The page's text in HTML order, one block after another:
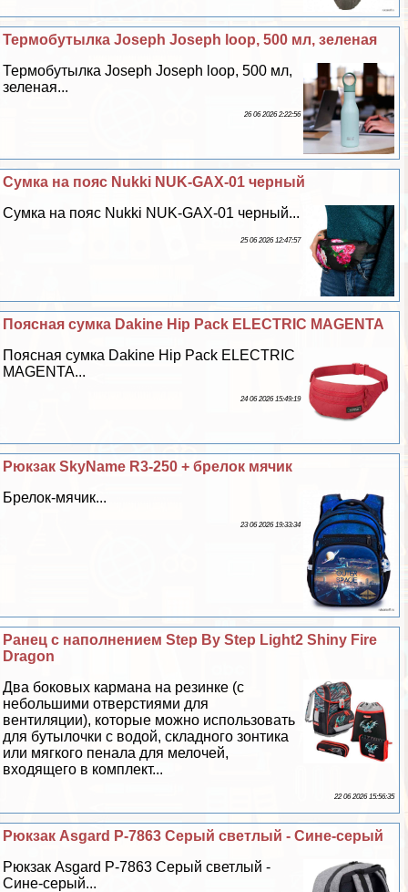
Термобутылка Joseph Joseph loop, 500 мл, зеленая
Термобутылка Joseph Joseph loop, 500 мл,
зеленая...
26 06 2026 2:22:56
Сумка на пояс Nukki NUK-GAX-01 черный
Сумка на пояс Nukki NUK-GAX-01 черный...
25 06 2026 12:47:57
Поясная сумка Dakine Hip Pack ELECTRIC MAGENTA
Поясная сумка Dakine Hip Pack ELECTRIC
MAGENTA...
24 06 2026 15:49:19
Рюкзак SkyName R3-250 + брелок мячик
Брелок-мячик...
23 06 2026 19:33:34
Ранец с наполнением Step By Step Light2 Shiny Fire
Dragon
Два боковых кармана на резинке (с
небольшими отверстиями для
вентиляции), которые можно использовать
для бутылочки с водой, складного зонтика
или мягкого пенала для мелочей,
входящего в комплект...
22 06 2026 15:56:35
Рюкзак Asgard Р-7863 Серый светлый - Сине-серый
Рюкзак Asgard Р-7863 Серый светлый -
Сине-серый...